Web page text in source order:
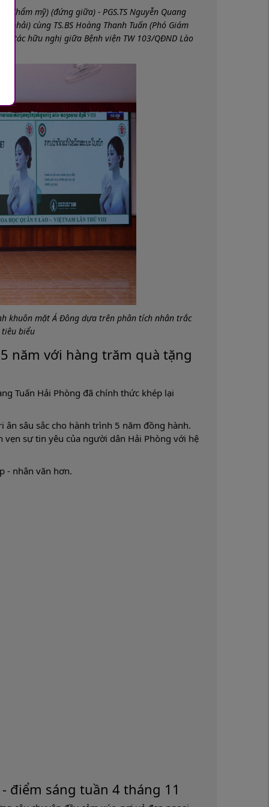
Thẩm mỹ) (đứng giữa) - PGS.TS Nguyễn Quang
cùng TS.BS Hoàng Thanh Tuấn (Phó Giám
tác hữu nghị giữa Bệnh viện TW 103/QĐND Lào
khuôn mặt Á Đông dựa trên phân tích nhân trắc
biểu
năm với hàng trăm quà tặng
Tuấn Hải Phòng đã chính thức khép lại
sâu sắc cho hành trình 5 năm đồng hành.
sự tin yêu của người dân Hải Phòng với hệ
- nhân văn hơn.
điểm sáng tuần 4 tháng 11